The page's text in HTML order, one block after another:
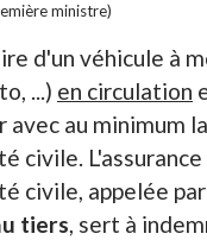
ministre)
d'un véhicule à
...) en circulation
avec au minimum
civile. L'assurance
civile, appelée
tiers, sert à